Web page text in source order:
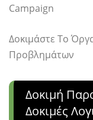
Campaign
Δοκιμάστε Το
Προβλημάτων
Δοκιμή
Δοκιμές